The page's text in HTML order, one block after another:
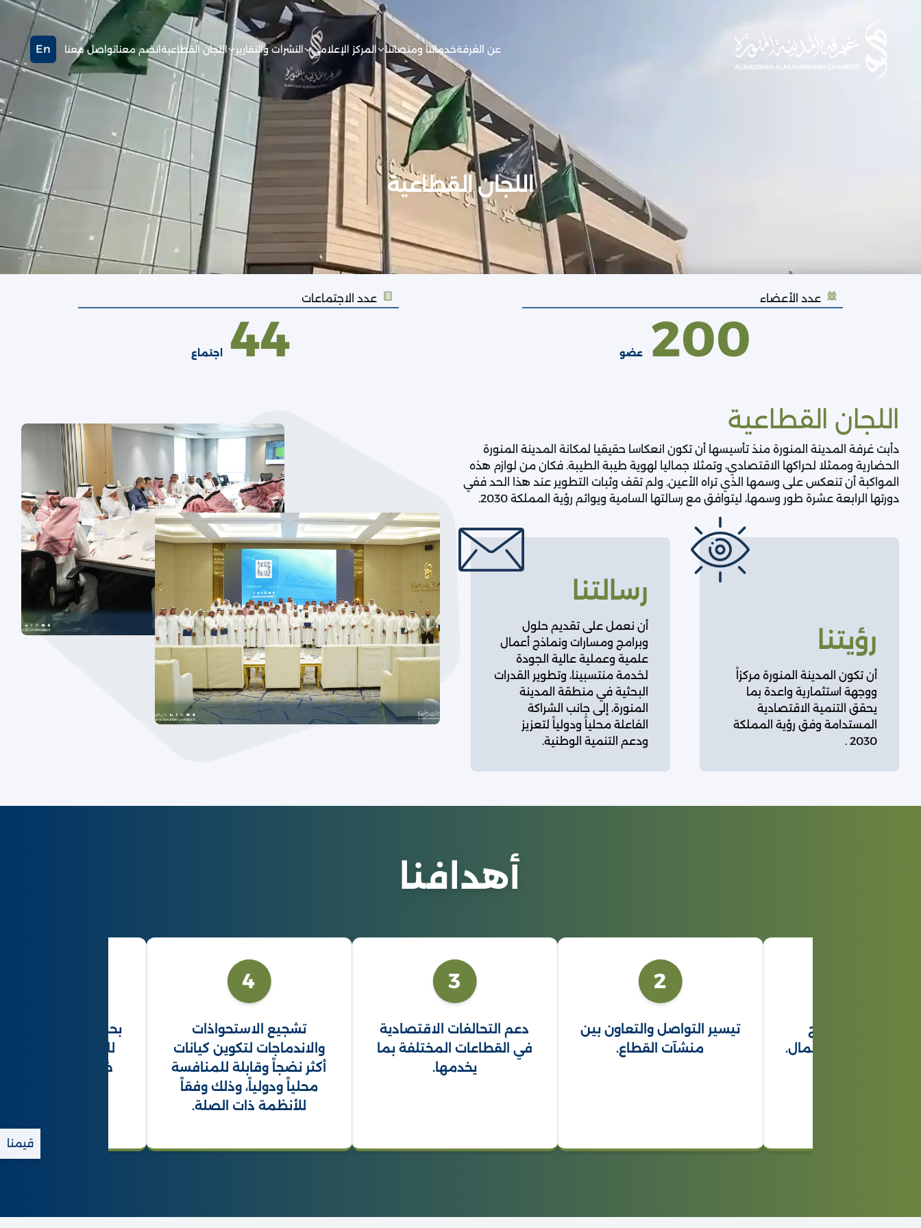
عن الغرفةخدماتنا ومنصاتنا المركز الإعلامي النشرات والتقارير اللجان القطاعيةانضم معناتواصل معنا En
اللجان القطاعية
عدد الأعضاء
200 عضو
عدد الاجتماعات
44 اجتماع
اللجان القطاعية
دأبت غرفة المدينة المنورة منذ تأسيسها أن تكون انعكاسا حقيقيا لمكانة المدينة المنورة
الحضارية وممثلا لحراكها الاقتصادي، وتمثلا جماليا لهوية طيبة الطيبة. فكان من لوازم هذه
المواكبة أن تنعكس على وسمها الذي تراه الأعين. ولم تقف وثبات التطوير عند هذا الحد ففي
دورتها الرابعة عشرة طور وسمها، ليتوافق مع رسالتها السامية ويوائم رؤية المملكة 2030.
رؤيتنا
أن تكون المدينة المنورة مركزاً
ووجهة استثمارية واعدة بما
يحقق التنمية الاقتصادية
المستدامة وفق رؤية المملكة
2030 .
رسالتنا
أن نعمل على تقديم حلول
وبرامج ومسارات ونماذج أعمال
علمية وعملية عالية الجودة
لخدمة منتسبينا، وتطوير القدرات
البحثية في منطقة المدينة
المنورة، إلى جانب الشراكة
الفاعلة محلياً ودولياً لتعزيز
ودعم التنمية الوطنية.
أهدافنا
تيسير التواصل والتعاون بين
منشآت القطاع.
دعم التحالفات الاقتصادية
في القطاعات المختلفة بما
تشجيع الاستحواذات
والاندماجات لتكوين كيانات
أكثر نضجاً وقابلة للمنافسة
محلياً ودولياً، وذلك وفقاً
للأنظمة ذات الصلة.
بحث فرص النمو والاستثمار
للمنشآت الاقتصادية من
خلال اللقاء والتعاون بين
قيمنا